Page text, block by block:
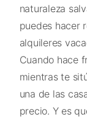
naturaleza
puedes hacer
alquileres
Cuando hace
mientras te
una de las
precio. Y es